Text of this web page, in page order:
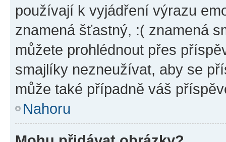
používají k vyjádření výrazu
znamená šťastný, :( znamená
můžete prohlédnout přes
smajlíky nezneužívat, aby se
může také případně váš
Nahoru